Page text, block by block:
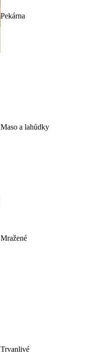
Pekárna
Maso a lahůdky
Mražené
Trvanlivé